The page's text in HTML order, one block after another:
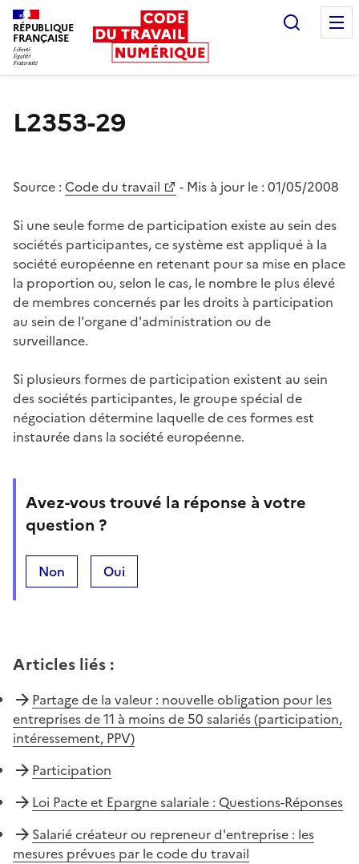
RÉPUBLIQUE
FRANÇAISE
L2353-29
Source : Code du travail - Mis à jour le : 01/05/2008
Si une seule forme de participation existe au sein des
sociétés participantes, ce système est appliqué à la
société européenne en retenant pour sa mise en place
la proportion ou, selon le cas, le nombre le plus élevé
de membres concernés par les droits à participation
au sein de l'organe d'administration ou de
surveillance.
Si plusieurs formes de participation existent au sein
des sociétés participantes, le groupe spécial de
négociation détermine laquelle de ces formes est
instaurée dans la société européenne.
Avez-vous trouvé la réponse à votre
question ?
Non Oui
Articles liés :
Partage de la valeur : nouvelle obligation pour les
entreprises de 11 à moins de 50 salariés (participation,
intéressement, PPV)
Participation
Loi Pacte et Epargne salariale : Questions-Réponses
Salarié créateur ou repreneur d'entreprise : les
mesures prévues par le code du travail